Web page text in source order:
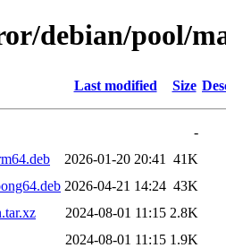
debian/pool/
Last modified Size
-
2026-01-20 20:41
41K
2026-04-21 14:24 43K
2024-08-01 11:15 2.8K
2024-08-01 11:15 1.9K